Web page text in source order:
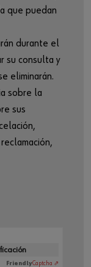
que puedan
durante el
su consulta y
eliminarán.
sobre la
sus
FriendlyCaptcha ⇗